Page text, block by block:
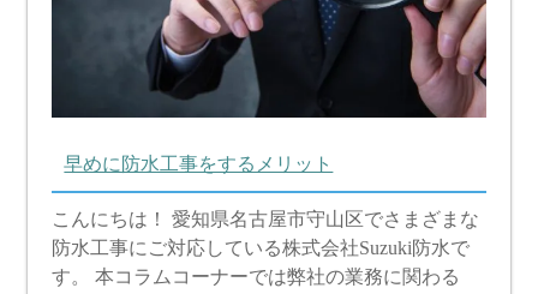
早めに防水工事をするメリット
こんにちは！ 愛知県名古屋市守山区でさまざまな
防水工事にご対応している株式会社Suzuki防水で
す。 本コラムコーナーでは弊社の業務に関わる